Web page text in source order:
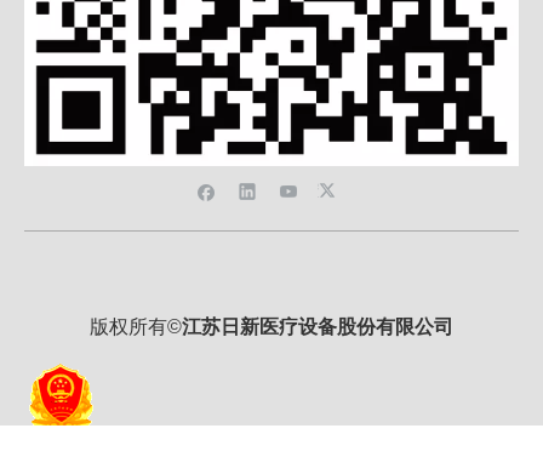
版权所有©江苏日新医疗设备股份有限公司